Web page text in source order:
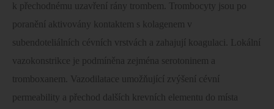
k přechodnému uzavření rány trombem. Trombocyty jsou po
poranění aktivovány kontaktem s kolagenem v
subendoteliálních cévních vrstvách a zahajují koagulaci. Lokální
vazokonstrikce je podmíněna zejména serotoninem a
tromboxanem. Vazodilatace umožňující zvýšení cévní
permeability a přechod dalších krevních elementu do místa